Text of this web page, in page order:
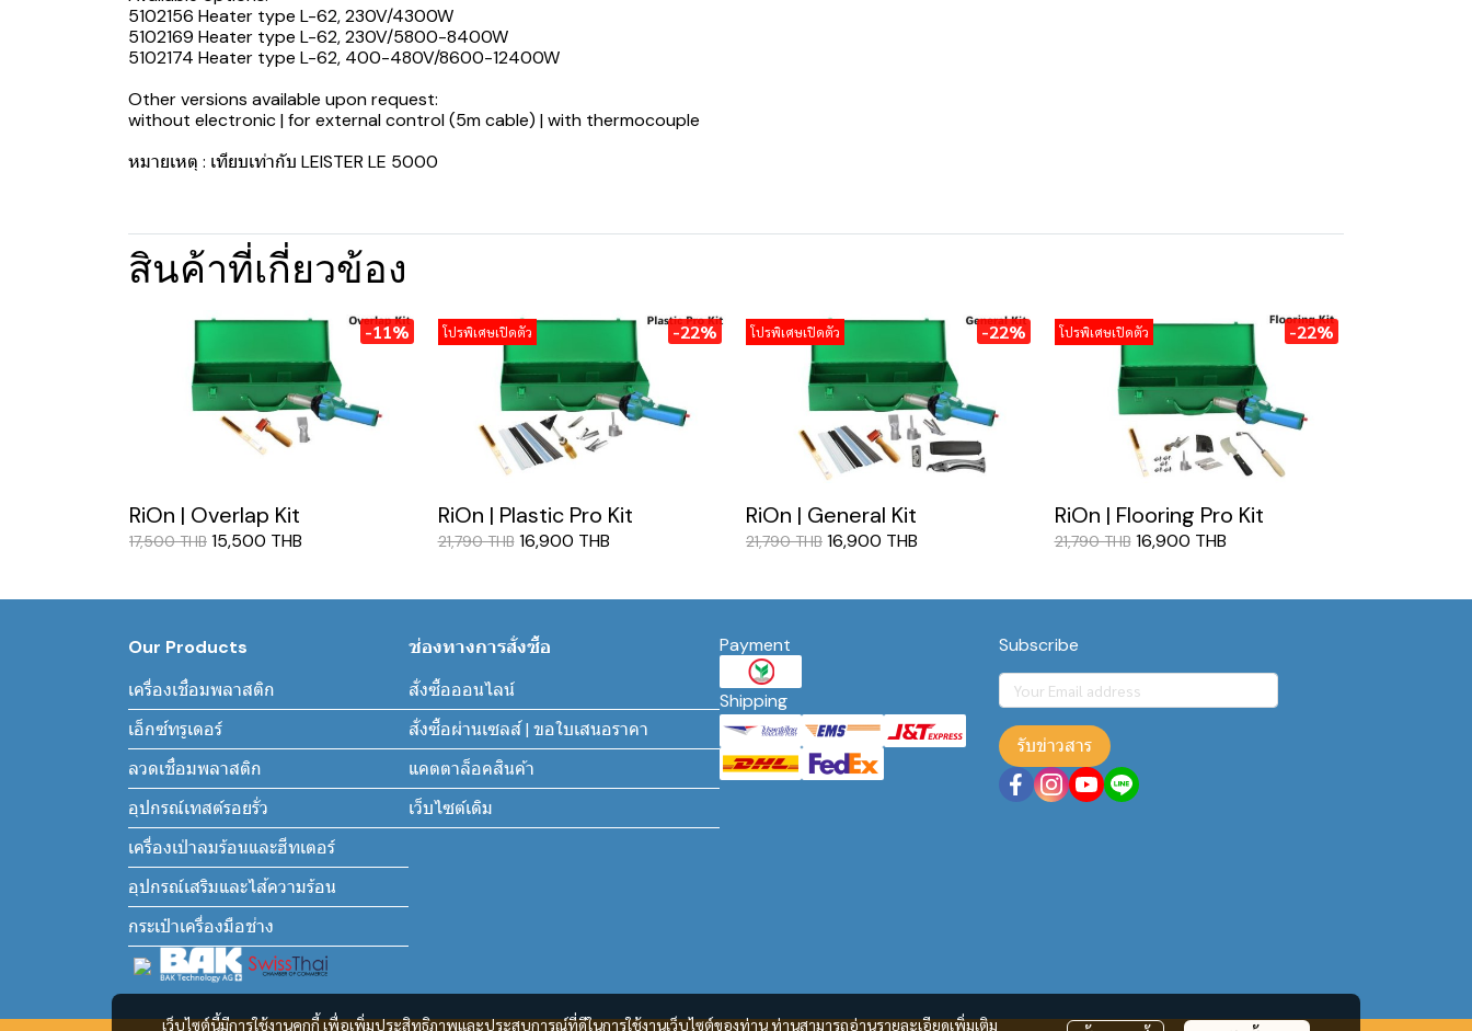
5102156 Heater type L-62, 230V/4300W
5102169 Heater type L-62, 230V/5800-8400W
5102174 Heater type L-62, 400-480V/8600-12400W
Other versions available upon request:
without electronic | for external control (5m cable) | with thermocouple
หมายเหตุ : เทียบเท่ากับ LEISTER LE 5000
สินค้าที่เกี่ยวข้อง
-11%
RiOn | Overlap Kit
17,500 THB 15,500 THB
โปรพิเศษเปิดตัว -22%
RiOn | Plastic Pro Kit
21,790 THB 16,900 THB
โปรพิเศษเปิดตัว -22%
RiOn | General Kit
21,790 THB 16,900 THB
โปรพิเศษเปิดตัว -22%
RiOn | Flooring Pro Kit
21,790 THB 16,900 THB
เว็บไซต์นี้มีการใช้งานคุกกี้ เพื่อเพิ่มประสิทธิภาพและประสบการณ์ที่ดีในการใช้งานเว็บไซต์ของท่าน ท่านสามารถอ่านรายละเอียดเพิ่มเติม
Our Products
เครื่องเชื่อมพลาสติก
เอ็กซ์ทรูเดอร์
ลวดเชื่อมพลาสติก
อุปกรณ์เทสต์รอยรั่ว
เครื่องเป่าลมร้อนและฮีทเตอร์
อุปกรณ์เสริมและไส้ความร้อน
กระเป๋าเครื่องมือช่าง
ช่องทางการสั่งซื้อ
สั่งซื้อออนไลน์
สั่งซื้อผ่านเซลส์ | ขอใบเสนอราคา
แคตตาล็อคสินค้า
เว็บไซต์เดิม
Payment
Shipping
Subscribe
รับข่าวสาร